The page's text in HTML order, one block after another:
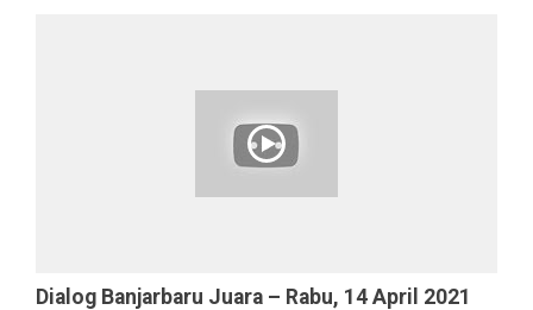
Dialog Banjarbaru Juara – Rabu, 14 April 2021